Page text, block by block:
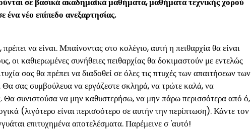
ένα νέο επίπεδο ανεξαρτησίας.
πρέπει να είναι. Μπαίνοντας στο κολέγιο, αυτή η πειθαρχία θα είναι
οι καθιερωμένες συνήθειες πειθαρχίας θα δοκιμαστούν με εντελώς
σας θα πρέπει να διαδοθεί σε όλες τις πτυχές των απαιτήσεων των
σας συμβούλευα να εργάζεστε σκληρά, να τρώτε καλά, να
Θα συνιστούσα να μην καθυστερήσω, να μην πάρω περισσότερα από ό,
(λιγότερο είναι περισσότερο σε αυτήν την περίπτωση). Κάντε τον
επιτυχημένα αποτελέσματα. Παρέμεινε σ 'αυτό!